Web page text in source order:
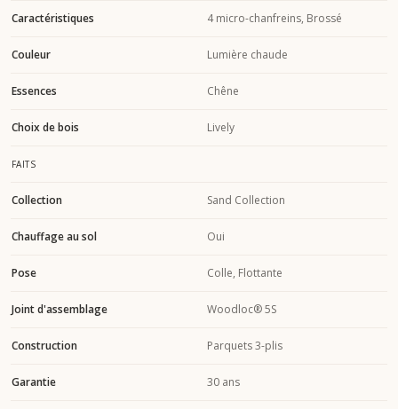
Caractéristiques 4 micro-chanfreins, Brossé
Couleur Lumière chaude
Essences Chêne
Choix de bois Lively
FAITS
Collection Sand Collection
Chauffage au sol Oui
Pose Colle, Flottante
Joint d'assemblage Woodloc® 5S
Construction Parquets 3-plis
Garantie 30 ans